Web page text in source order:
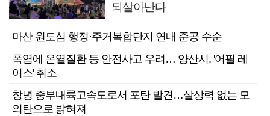
되살아난다
마산 원도심 행정·주거복합단지 연내 준공 수순
폭염에 온열질환 등 안전사고 우려… 양산시, '어필 레
이스' 취소
창녕 중부내륙고속도로서 포탄 발견…살상력 없는 모
의탄으로 밝혀져